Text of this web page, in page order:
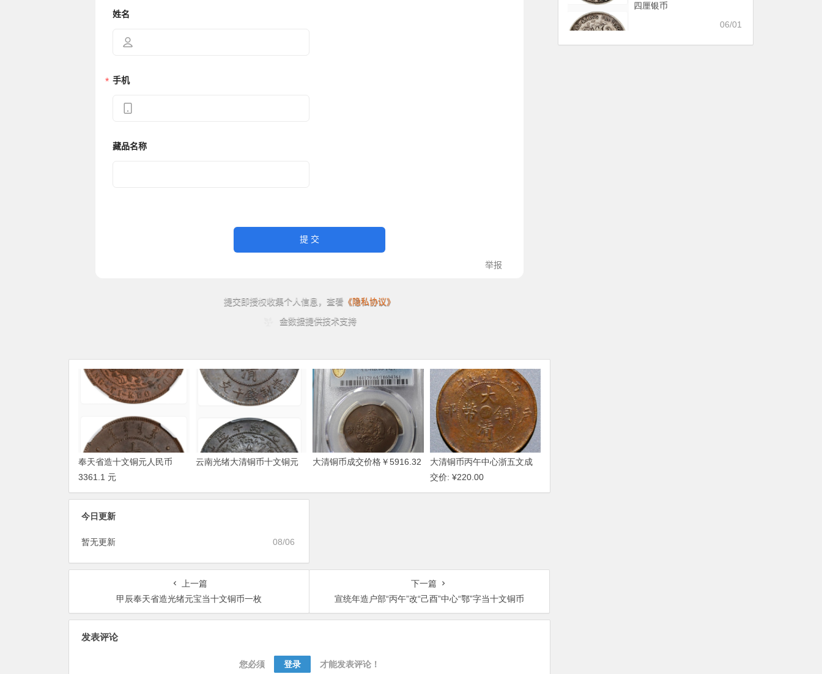
奉天省造十文铜元人民币
3361.1 元
云南光绪大清铜币十文铜元 大清铜币成交价格￥5916.32
大清铜币丙午中心浙五文成
交价: ¥220.00
今日更新
08/06
暂无更新
上一篇
甲辰奉天省造光绪元宝当十文铜币一枚
下一篇
宣统年造户部“丙午”改“己酉”中心“鄂”字当十文铜币
发表评论
您必须 登录 才能发表评论！
四厘银币
06/01